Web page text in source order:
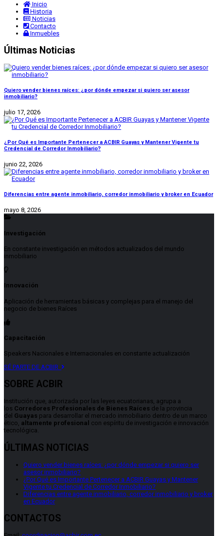
Inicio
Historia
Noticias
Contacto
Inmuebles
Últimas Noticias
Quiero vender bienes raíces: ¿por dónde empezar si quiero ser asesor
inmobiliario?
julio 17, 2026
¿Por Qué es Importante Pertenecer a ACBIR Guayas y Mantener Vigente tu
Credencial de Corredor Inmobiliario?
junio 22, 2026
Diferencias entre agente inmobiliario, corredor inmobiliario y broker en Ecuador
mayo 8, 2026
Investigación
En constante investigación en métodos actualizados del mundo
inmobiliario
Innovación
Aplicación de herramientas básicas y complejas para el manejo del
negocio de bienes Raíces
Capacitación
Speakers Nacionales e Internacionales en constante actualización
SÉ PARTE DE ACBIR
SOBRE ACBIR
Institución que, autorizada por las leyes ecuatorianas, agrupa a
los Corredores Profesionales de Bienes Raíces de la provincia
del Guayas para desarrollar el mercado inmobiliario dentro de un marco
ético, altamente profesional con espíritu de investigación e innovación
tecnológica.
ÚLTIMAS NOTICIAS
Quiero vender bienes raíces: ¿por dónde empezar si quiero ser
asesor inmobiliario?
¿Por Qué es Importante Pertenecer a ACBIR Guayas y Mantener
Vigente tu Credencial de Corredor Inmobiliario?
Diferencias entre agente inmobiliario, corredor inmobiliario y broker
en Ecuador
CONTACTOS